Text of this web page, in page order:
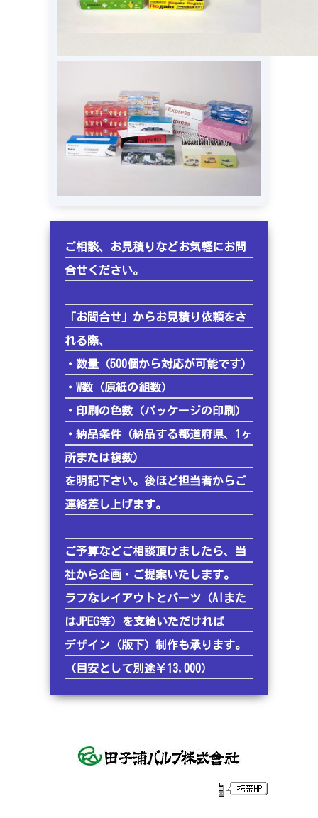
ご相談、お見積りなどお気軽にお問
合せください。
「お問合せ」からお見積り依頼をさ
れる際、
・数量（500個から対応が可能です）
・W数（原紙の組数）
・印刷の色数（パッケージの印刷）
・納品条件（納品する都道府県、1ヶ
所または複数）
を明記下さい。後ほど担当者からご
連絡差し上げます。
ご予算などご相談頂けましたら、当
社から企画・ご提案いたします。
ラフなレイアウトとパーツ（AIまた
はJPEG等）を支給いただければ
デザイン（版下）制作も承ります。
（目安として別途￥13,000）